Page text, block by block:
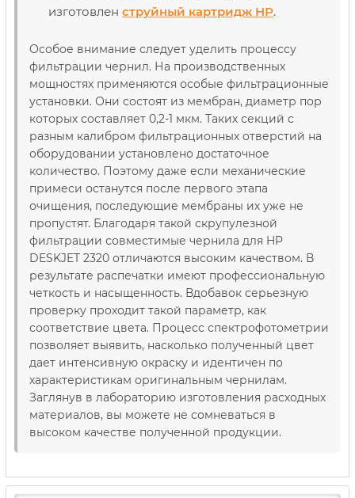
изготовлен струйный картридж НР.
Особое внимание следует уделить процессу
фильтрации чернил. На производственных
мощностях применяются особые фильтрационные
установки. Они состоят из мембран, диаметр пор
которых составляет 0,2-1 мкм. Таких секций с
разным калибром фильтрационных отверстий на
оборудовании установлено достаточное
количество. Поэтому даже если механические
примеси останутся после первого этапа
очищения, последующие мембраны их уже не
пропустят. Благодаря такой скрупулезной
фильтрации совместимые чернила для HP
DESKJET 2320 отличаются высоким качеством. В
результате распечатки имеют профессиональную
четкость и насыщенность. Вдобавок серьезную
проверку проходит такой параметр, как
соответствие цвета. Процесс спектрофотометрии
позволяет выявить, насколько полученный цвет
дает интенсивную окраску и идентичен по
характеристикам оригинальным чернилам.
Заглянув в лабораторию изготовления расходных
материалов, вы можете не сомневаться в
высоком качестве полученной продукции.